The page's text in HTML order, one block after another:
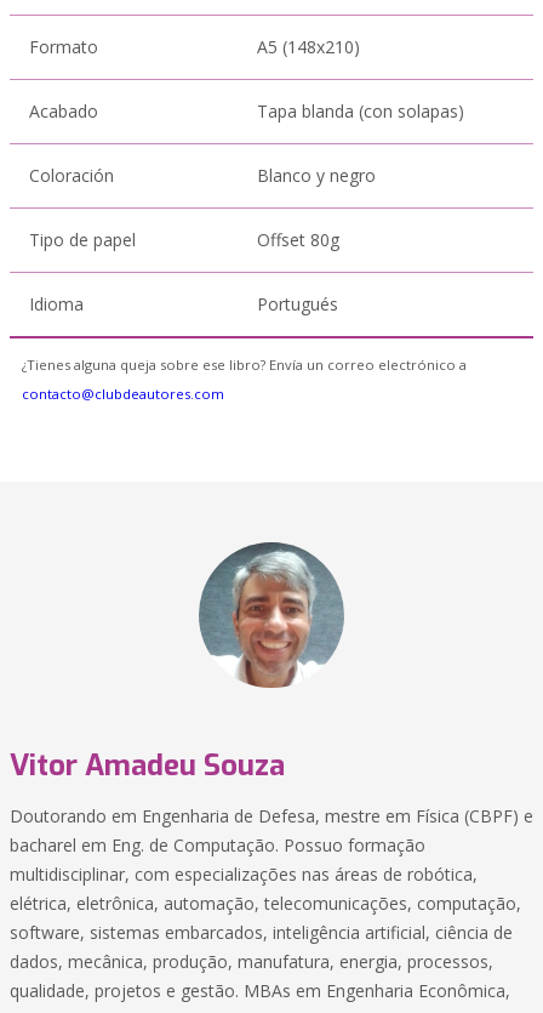
Formato A5 (148x210)
Acabado Tapa blanda (con solapas)
Coloración Blanco y negro
Tipo de papel Offset 80g
Idioma Portugués
¿Tienes alguna queja sobre ese libro? Envía un correo electrónico a
contacto@clubdeautores.com
Vitor Amadeu Souza
Doutorando em Engenharia de Defesa, mestre em Física (CBPF) e
bacharel em Eng. de Computação. Possuo formação
multidisciplinar, com especializações nas áreas de robótica,
elétrica, eletrônica, automação, telecomunicações, computação,
software, sistemas embarcados, inteligência artificial, ciência de
dados, mecânica, produção, manufatura, energia, processos,
qualidade, projetos e gestão. MBAs em Engenharia Econômica,